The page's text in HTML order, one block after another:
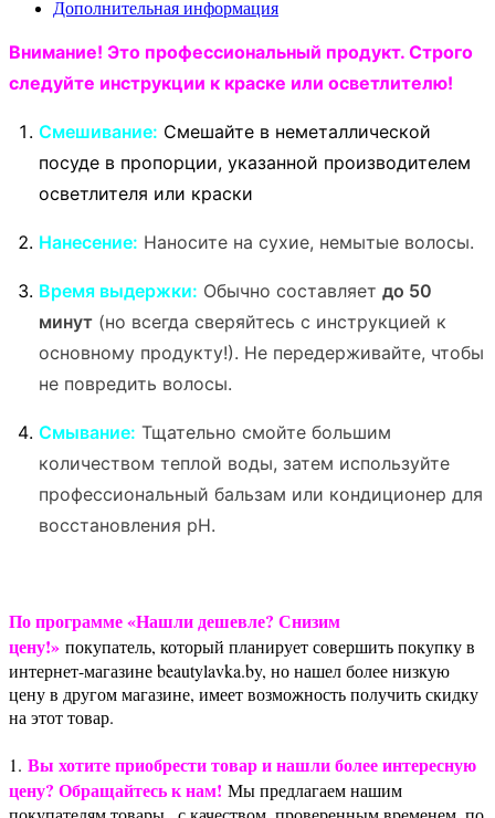
Дополнительная информация
Внимание! Это профессиональный продукт. Строго
следуйте инструкции к краске или осветлителю!
Смешивание: Смешайте в неметаллической
посуде в пропорции, указанной производителем
осветлителя или краски
Нанесение: Наносите на сухие, немытые волосы.
Время выдержки: Обычно составляетдо 50
минут (но всегда сверяйтесь с инструкцией к
основному продукту!). Не передерживайте, чтобы
не повредить волосы.
Смывание: Тщательно смойте большим
количеством теплой воды, затем используйте
профессиональный бальзам или кондиционер для
восстановления pH.
По программе «Нашли дешевле? Снизим
цену!» покупатель, который планирует совершить покупку в
интернет-магазине beautylavka.by, но нашел более низкую
цену в другом магазине, имеет возможность получить скидку
на этот товар.
1. Вы хотите приобрести товар и нашли более интересную
цену? Обращайтесь к нам! Мы предлагаем нашим